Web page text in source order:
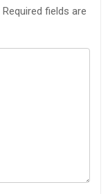
Required fields are